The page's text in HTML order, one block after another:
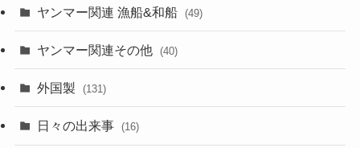
ヤンマー関連 漁船&和船 (49)
ヤンマー関連その他 (40)
外国製 (131)
日々の出来事 (16)